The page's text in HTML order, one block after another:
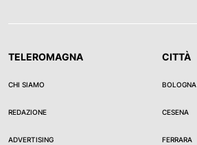
TELEROMAGNA
CHI SIAMO
REDAZIONE
ADVERTISING
CITTÀ
BOLOGNA
CESENA
FERRARA